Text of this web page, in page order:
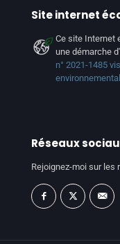
Site internet
Ce site Internet
une démarche
n° 2021-1485
Réseaux
Rejoignez-moi sur les